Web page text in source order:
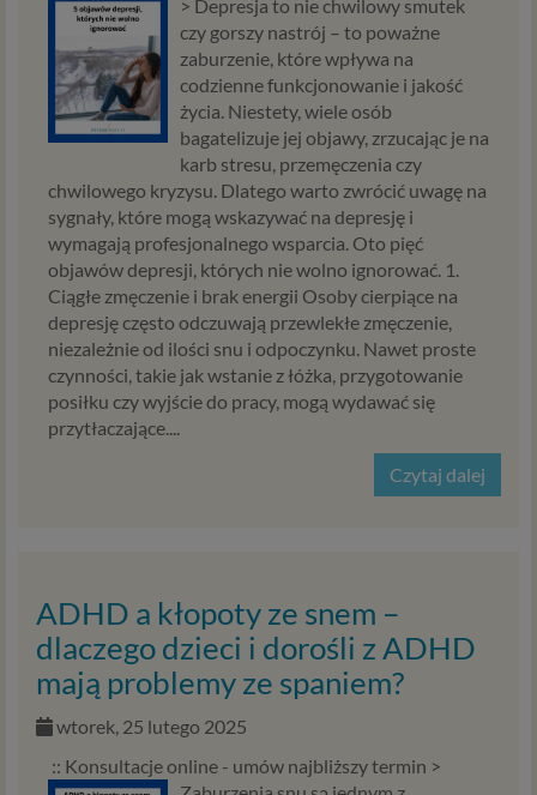
> Depresja to nie chwilowy smutek
czy gorszy nastrój – to poważne
zaburzenie, które wpływa na
codzienne funkcjonowanie i jakość
życia. Niestety, wiele osób
bagatelizuje jej objawy, zrzucając je na
karb stresu, przemęczenia czy
chwilowego kryzysu. Dlatego warto zwrócić uwagę na
sygnały, które mogą wskazywać na depresję i
wymagają profesjonalnego wsparcia. Oto pięć
objawów depresji, których nie wolno ignorować. 1.
Ciągłe zmęczenie i brak energii Osoby cierpiące na
depresję często odczuwają przewlekłe zmęczenie,
niezależnie od ilości snu i odpoczynku. Nawet proste
czynności, takie jak wstanie z łóżka, przygotowanie
posiłku czy wyjście do pracy, mogą wydawać się
przytłaczające....
Czytaj dalej
ADHD a kłopoty ze snem –
dlaczego dzieci i dorośli z ADHD
mają problemy ze spaniem?
wtorek, 25 lutego 2025
:: Konsultacje online - umów najbliższy termin >